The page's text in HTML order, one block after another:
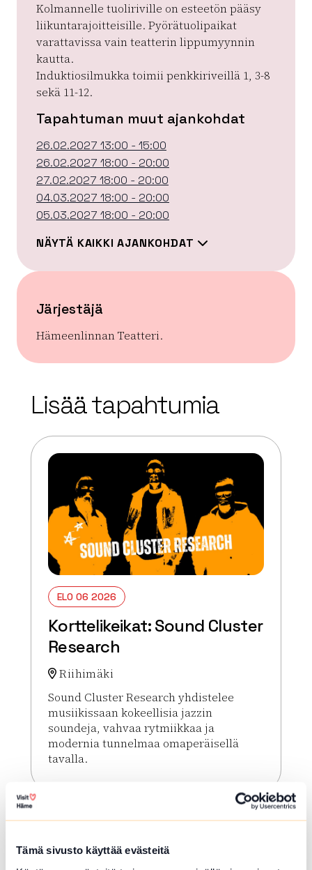
Tämä sivusto käyttää evästeitä
Kolmannelle tuoliriville on esteetön pääsy
liikuntarajoitteisille. Pyörätuolipaikat
varattavissa vain teatterin lippumyynnin
kautta.
Induktiosilmukka toimii penkkiriveillä 1, 3-8
sekä 11-12.
Tapahtuman muut ajankohdat
26.02.2027 13:00 - 15:00
26.02.2027 18:00 - 20:00
27.02.2027 18:00 - 20:00
04.03.2027 18:00 - 20:00
05.03.2027 18:00 - 20:00
NÄYTÄ KAIKKI AJANKOHDAT
Järjestäjä
Hämeenlinnan Teatteri.
OpenStreetMap
Lisää tapahtumia
ELO 06 2026
Korttelikeikat: Sound Cluster
Research
Riihimäki
Sound Cluster Research yhdistelee
musiikissaan kokeellisia jazzin
soundeja, vahvaa rytmiikkaa ja
modernia tunnelmaa omaperäisellä
tavalla.
Lue lisää tapahtumasta Korttelikeikat: Sound